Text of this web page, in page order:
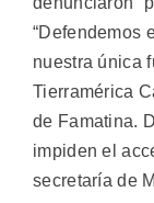
“Defendemos
nuestra única
Tierramérica
de Famatina.
impiden el
secretaría de